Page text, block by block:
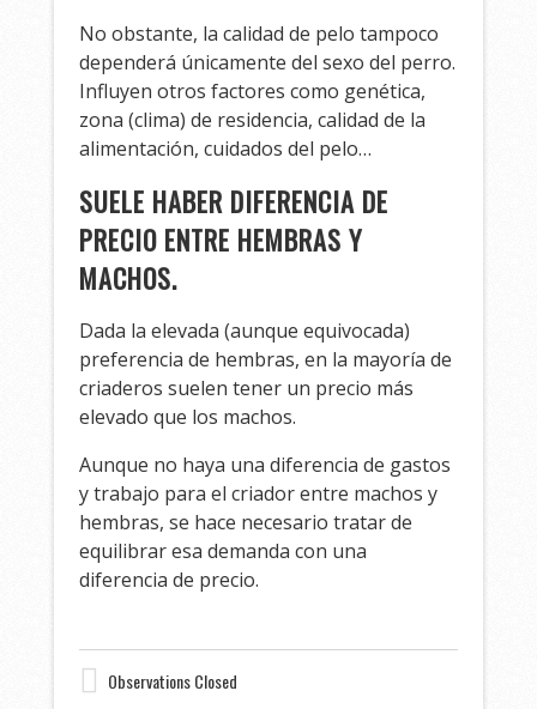
No obstante, la calidad de pelo tampoco
dependerá únicamente del sexo del perro.
Influyen otros factores como genética,
zona (clima) de residencia, calidad de la
alimentación, cuidados del pelo…
SUELE HABER DIFERENCIA DE
PRECIO ENTRE HEMBRAS Y
MACHOS.
Dada la elevada (aunque equivocada)
preferencia de hembras, en la mayoría de
criaderos suelen tener un precio más
elevado que los machos.
Aunque no haya una diferencia de gastos
y trabajo para el criador entre machos y
hembras, se hace necesario tratar de
equilibrar esa demanda con una
diferencia de precio.
Observations Closed